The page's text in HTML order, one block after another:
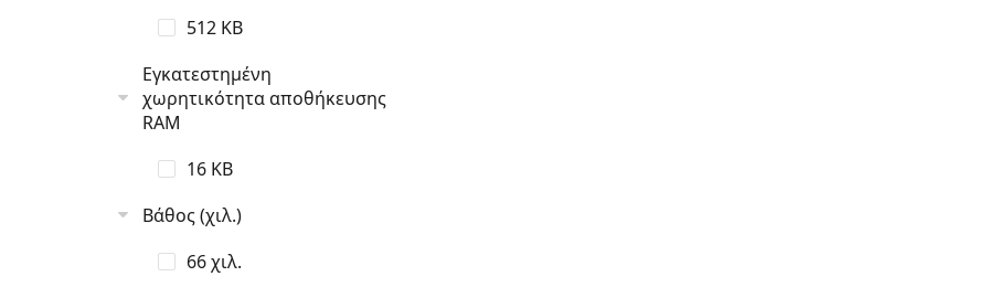
512 KB
Εγκατεστημένη
χωρητικότητα αποθήκευσης
RAM
16 KB
Βάθος (χιλ.)
66 χιλ.